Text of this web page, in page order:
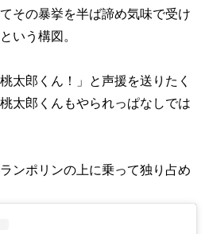
その暴挙を半ば諦め気味で受け
いう構図。
太郎くん！」と声援を送りたく
太郎くんもやられっぱなしでは
ンポリンの上に乗って独り占め